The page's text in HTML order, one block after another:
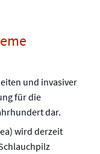
und invasiver
für die
dar.
wird derzeit